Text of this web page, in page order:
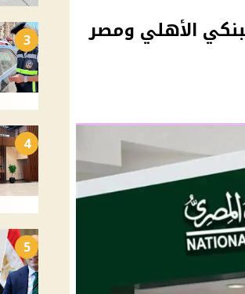
شهادات بعائد الـ 27% ببنكي الأهلي ومصر 3
4
5